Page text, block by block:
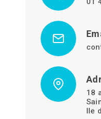
18
Ile